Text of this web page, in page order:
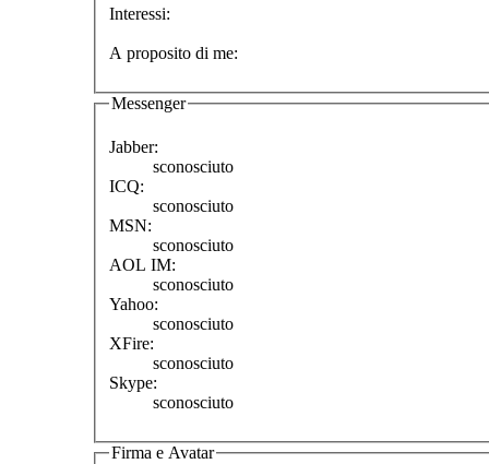
Interessi:
A proposito di me:
Messenger
Jabber:
sconosciuto
ICQ:
sconosciuto
MSN:
sconosciuto
AOL IM:
sconosciuto
Yahoo:
sconosciuto
XFire:
sconosciuto
Skype:
sconosciuto
Firma e Avatar